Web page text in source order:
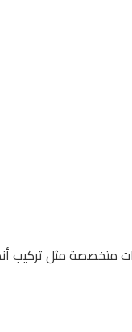
متخصصة مثل